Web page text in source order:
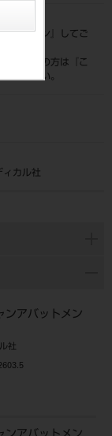
『ログイン
』してご
がまだの方は『
こ
ください。
ィカル社
ンアバットメン
社